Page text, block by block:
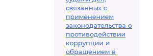
связанных с
применением
законодательства о
противодействии
коррупции и
обращением в